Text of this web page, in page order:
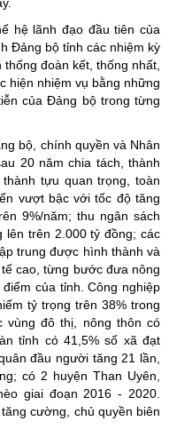
hệ lãnh đạo đầu tiên của
Đảng bộ tỉnh các nhiệm kỳ
đoàn kết, thống nhất,
hiện nhiệm vụ bằng những
của Đảng bộ trong từng
bộ, chính quyền và Nhân
20 năm chia tách, thành
tựu quan trọng, toàn
vượt bậc với tốc độ tăng
9%/năm; thu ngân sách
trên 2.000 tỷ đồng; các
trung được hình thành và
cao, từng bước đưa nông
của tỉnh. Công nghiệp
tỷ trọng trên 38% trong
vùng đô thị, nông thôn có
tỉnh có 41,5% số xã đạt
đầu người tăng 21 lần,
có 2 huyện Than Uyên,
giai đoạn 2016 - 2020.
cường, chủ quyền biên